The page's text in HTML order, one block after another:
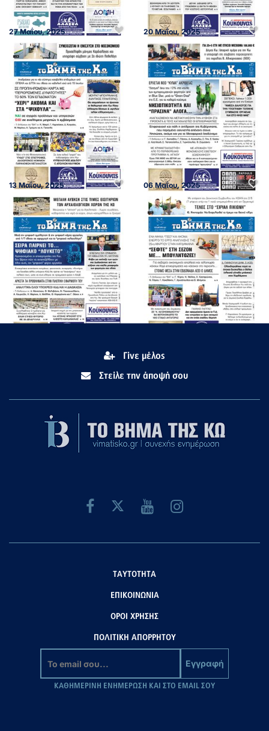
27 Μαΐου, 2025 20 Μαΐου, 2025
13 Μαΐου, 2025 06 Μαΐου, 2025
Γίνε μέλος
Στείλε την άποψή σου
ΤΑΥΤΟΤΗΤΑ
ΕΠΙΚΟΙΝΩΝΙΑ
ΟΡΟΙ ΧΡΗΣΗΣ
ΠΟΛΙΤΙΚΗ ΑΠΟΡΡΗΤΟΥ
Εγγραφή
ΚΑΘΗΜΕΡΙΝΗ ΕΝΗΜΕΡΩΣΗ ΚΑΙ ΣΤΟ EMAIL ΣΟΥ